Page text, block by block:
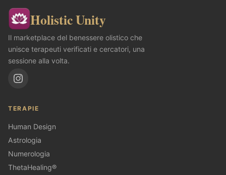
Holistic Unity
Il marketplace del benessere olistico che
unisce terapeuti verificati e cercatori, una
sessione alla volta.
TERAPIE
Human Design
Astrologia
Numerologia
ThetaHealing®